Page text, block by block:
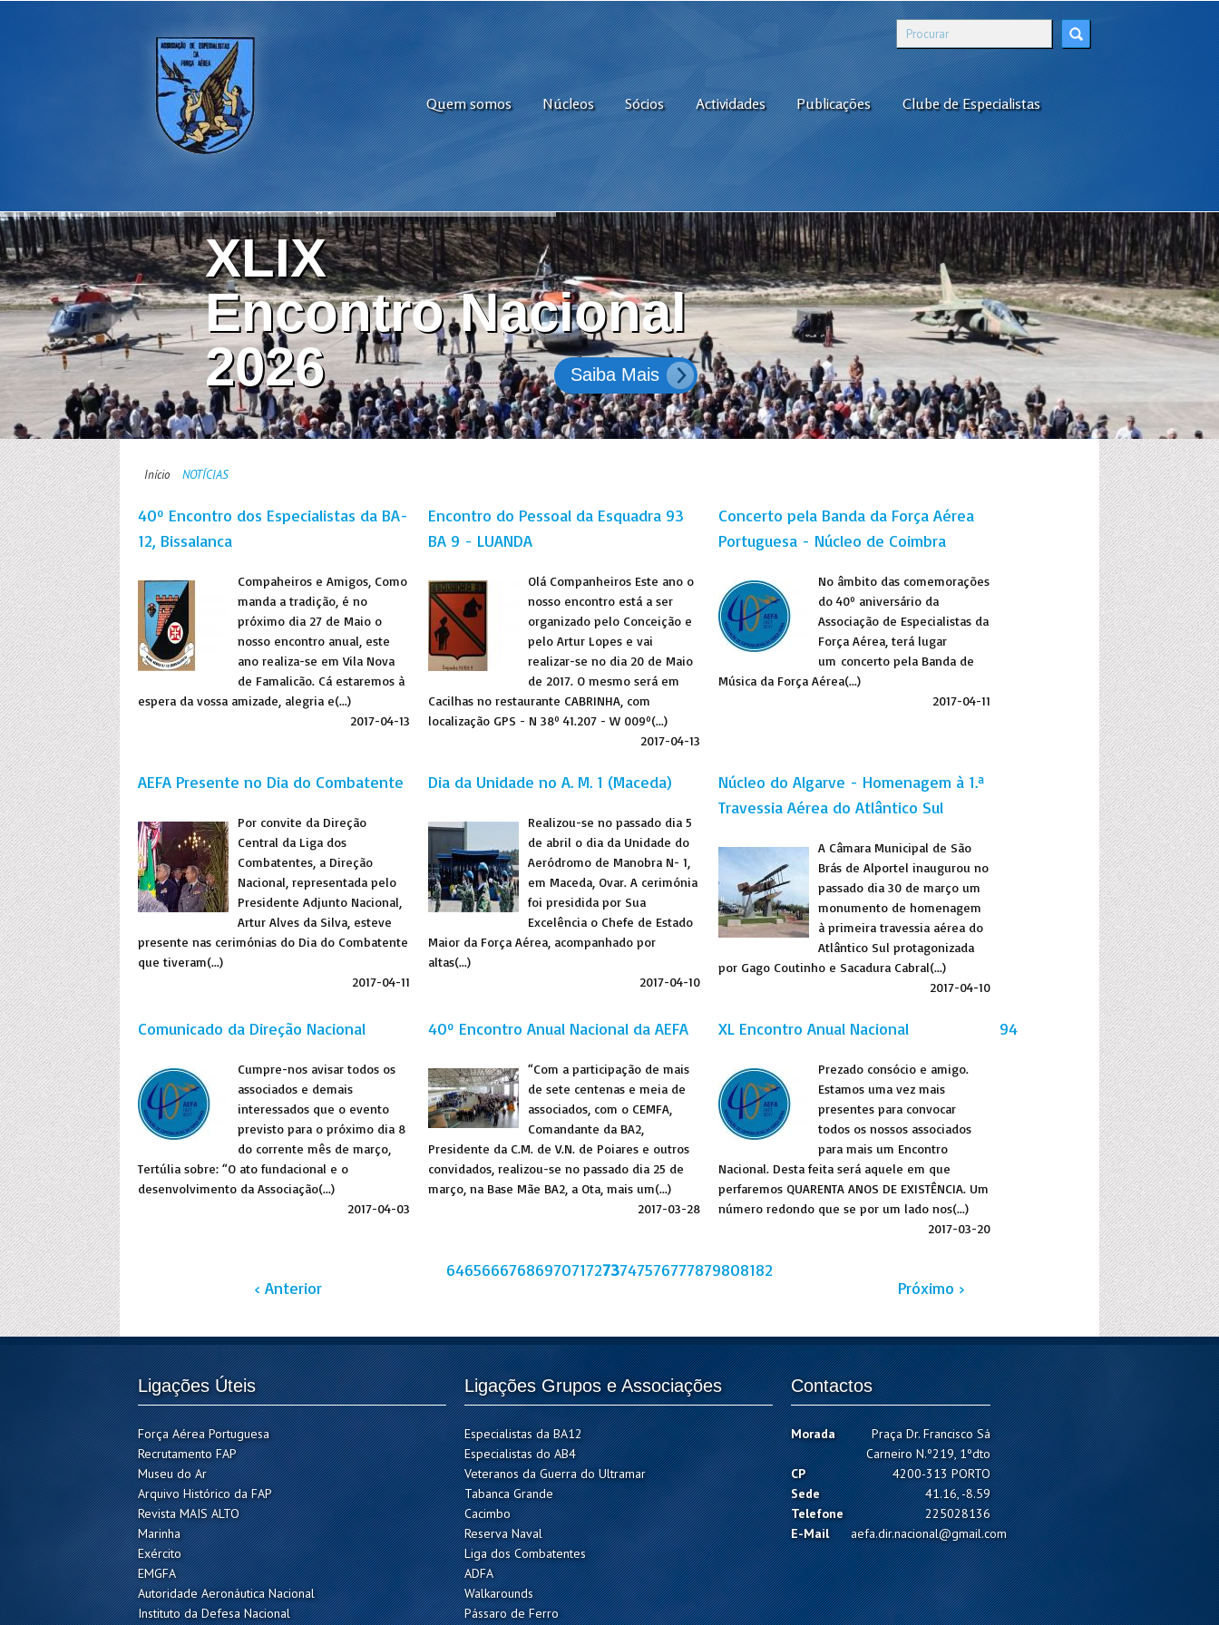
Quem somos Núcleos Sócios Actividades Publicações Clube de Especialistas
XLIX
Encontro Nacional
2026
Saiba Mais
Início NOTÍCIAS
40º Encontro dos Especialistas da BA-
12, Bissalanca
Compaheiros e Amigos, Como
manda a tradição, é no
próximo dia 27 de Maio o
nosso encontro anual, este
ano realiza-se em Vila Nova
de Famalicão. Cá estaremos à
espera da vossa amizade, alegria e(...)
2017-04-13
Encontro do Pessoal da Esquadra 93 
BA 9 - LUANDA
Olá Companheiros Este ano o
nosso encontro está a ser
organizado pelo Conceição e
pelo Artur Lopes e vai
realizar-se no dia 20 de Maio
de 2017. O mesmo será em
Cacilhas no restaurante CABRINHA, com
localização GPS - N 38º 41.207 - W 009º(...)
2017-04-13
Concerto pela Banda da Força Aérea
Portuguesa - Núcleo de Coimbra
No âmbito das comemorações
do 40º aniversário da
Associação de Especialistas da
Força Aérea, terá lugar
um concerto pela Banda de
Música da Força Aérea(...)
2017-04-11
AEFA Presente no Dia do Combatente
Por convite da Direção
Central da Liga dos
Combatentes, a Direção
Nacional, representada pelo
Presidente Adjunto Nacional,
Artur Alves da Silva, esteve
presente nas cerimónias do Dia do Combatente
que tiveram(...)
2017-04-11
Dia da Unidade no A. M. 1 (Maceda)
Realizou-se no passado dia 5
de abril o dia da Unidade do
Aeródromo de Manobra N- 1,
em Maceda, Ovar. A cerimónia
foi presidida por Sua
Excelência o Chefe de Estado
Maior da Força Aérea, acompanhado por
altas(...)
2017-04-10
Núcleo do Algarve - Homenagem à 1.ª
Travessia Aérea do Atlântico Sul
A Câmara Municipal de São
Brás de Alportel inaugurou no
passado dia 30 de março um
monumento de homenagem
à primeira travessia aérea do
Atlântico Sul protagonizada
por Gago Coutinho e Sacadura Cabral(...)
2017-04-10
Comunicado da Direção Nacional
Cumpre-nos avisar todos os
associados e demais
interessados que o evento
previsto para o próximo dia 8
do corrente mês de março,
Tertúlia sobre: “O ato fundacional e o
desenvolvimento da Associação(...)
2017-04-03
40º Encontro Anual Nacional da AEFA
“Com a participação de mais
de sete centenas e meia de
associados, com o CEMFA,
Comandante da BA2,
Presidente da C.M. de V.N. de Poiares e outros
convidados, realizou-se no passado dia 25 de
março, na Base Mãe BA2, a Ota, mais um(...)
2017-03-28
XL Encontro Anual Nacional
Prezado consócio e amigo.
Estamos uma vez mais
presentes para convocar
todos os nossos associados
para mais um Encontro
Nacional. Desta feita será aquele em que
perfaremos QUARENTA ANOS DE EXISTÊNCIA. Um
número redondo que se por um lado nos(...)
2017-03-20
94
‹ Anterior
64656667686970717273747576777879808182
Próximo ›
Ligações Úteis
Força Aérea Portuguesa
Recrutamento FAP
Museu do Ar
Arquivo Histórico da FAP
Revista MAIS ALTO
Marinha
Exército
EMGFA
Autoridade Aeronáutica Nacional
Instituto da Defesa Nacional
Ligações Grupos e Associações
Especialistas da BA12
Especialistas do AB4
Veteranos da Guerra do Ultramar
Tabanca Grande
Cacimbo
Reserva Naval
Liga dos Combatentes
ADFA
Walkarounds
Pássaro de Ferro
Contactos
Morada
Praça Dr. Francisco Sá
Carneiro N.º219, 1ºdto
CP
4200-313 PORTO
Sede
41.16, -8.59
Telefone
225028136
E-Mail
aefa.dir.nacional@gmail.com